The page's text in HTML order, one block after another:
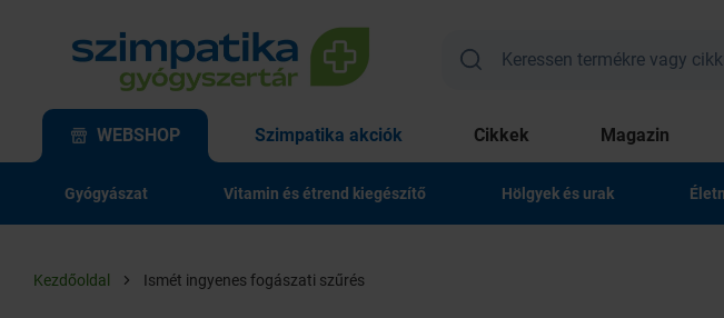
WEBSHOP Szimpatika akciók Cikkek Magazin
Gyógyászat Vitamin és étrend kiegészítő Hölgyek és urak
Kezdőoldal Ismét ingyenes fogászati szűrés